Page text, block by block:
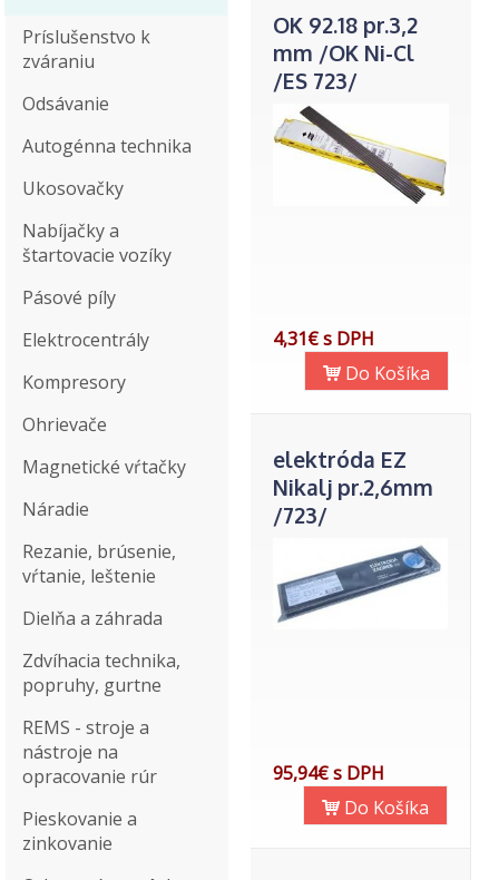
Príslušenstvo k
zváraniu
Odsávanie
Autogénna technika
Ukosovačky
Nabíjačky a
štartovacie vozíky
Pásové píly
Elektrocentrály
Kompresory
Ohrievače
Magnetické vŕtačky
Náradie
Rezanie, brúsenie,
vŕtanie, leštenie
Dielňa a záhrada
Zdvíhacia technika,
popruhy, gurtne
REMS - stroje a
nástroje na
opracovanie rúr
Pieskovanie a
zinkovanie
OK 92.18 pr.3,2
mm /OK Ni-Cl
/ES 723/
4,31€ s DPH
Do Košíka
elektróda EZ
Nikalj pr.2,6mm
/723/
95,94€ s DPH
Do Košíka